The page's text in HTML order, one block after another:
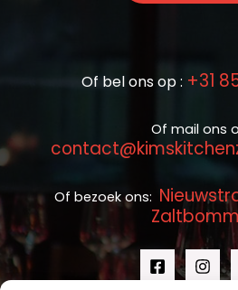
Of bel ons op : +31
Of mail ons
Of bezoek ons: